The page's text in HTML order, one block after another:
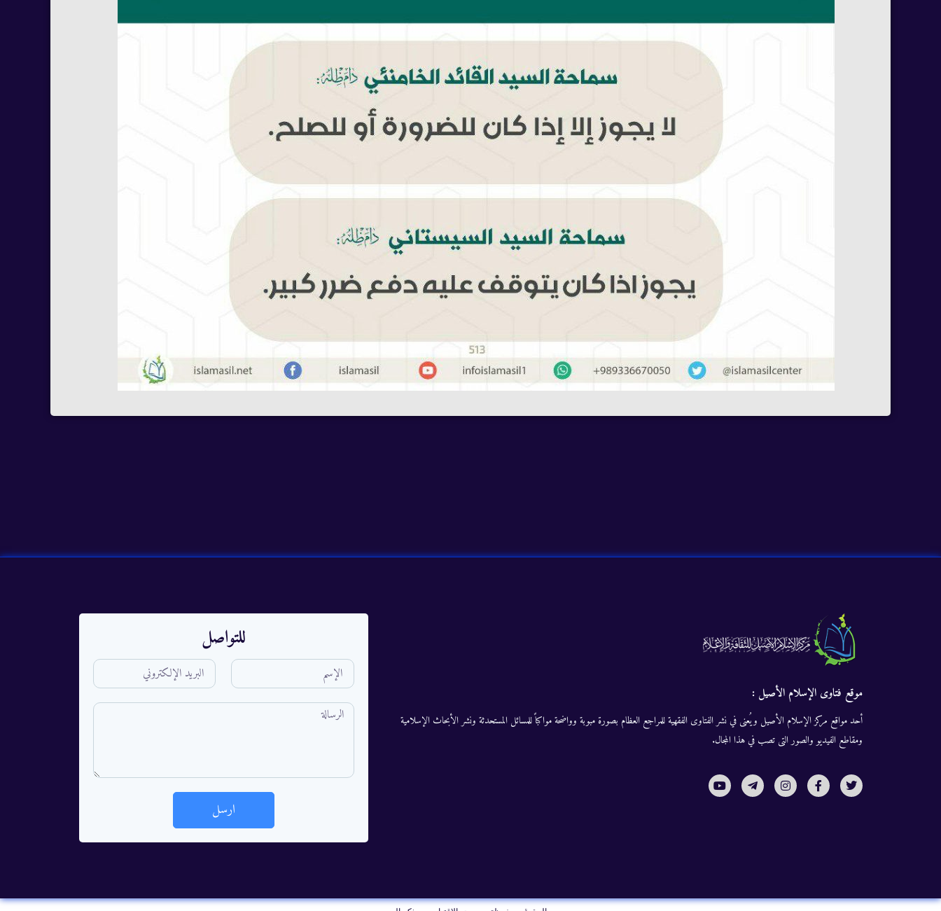
موقع فتاوى الإسلام الأصيل :
أحد مواقع مركز الإسلام الأصيل ويُعنى في نشر الفتاوى الفقهية للمراجع العظام بصورة مبوبة وواضحة مواكباً للمسائل المستحدثة ونشر الأبحاث الإسلامية
ومقاطع الفيديو والصور التى تصب في هذا المجال.
للتواصل
ارسل